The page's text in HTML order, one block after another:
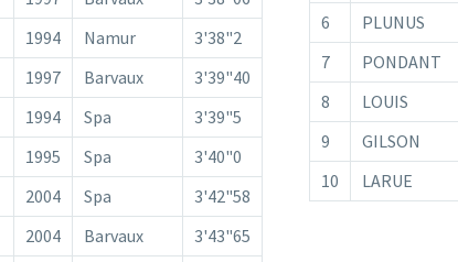
1994 Namur
3'38"2
1997 Barvaux
3'39"40
1994 Spa
3'39"5
1995 Spa
3'40"0
2004 Spa
3'42"58
2004 Barvaux
3'43"65
6
PLUNUS
7
PONDANT
8
LOUIS
9
GILSON
10
LARUE